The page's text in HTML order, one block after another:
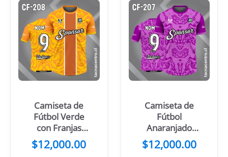
Camiseta de
Fútbol Verde
con Franjas
Centrales
Negro Amarillo
$12,000.00
Camiseta de
Fútbol
Anaranjado
con Mangas y
Manchas
$12,000.00